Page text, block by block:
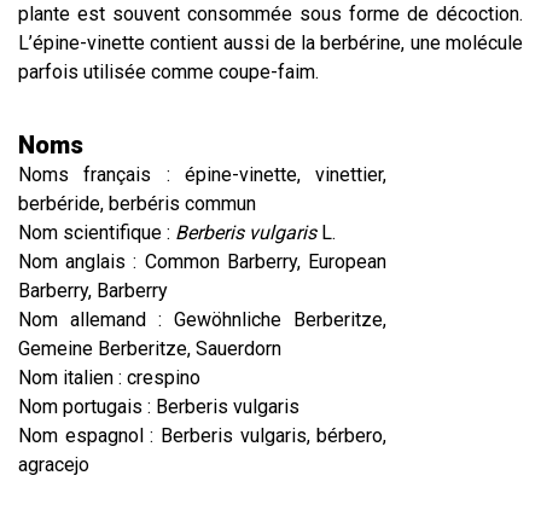
plante est souvent consommée sous forme de décoction.
L’épine-vinette contient aussi de la berbérine, une molécule
parfois utilisée comme coupe-faim.
Noms
Noms français : épine-vinette, vinettier,
berbéride, berbéris commun
Nom scientifique : Berberis vulgarisL.
Nom anglais : Common Barberry, European
Barberry, Barberry
Nom allemand : Gewöhnliche Berberitze,
Gemeine Berberitze, Sauerdorn
Nom italien : crespino
Nom portugais : Berberis vulgaris
Nom espagnol : Berberis vulgaris, bérbero,
agracejo